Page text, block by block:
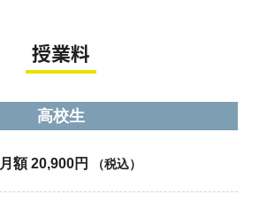
授業料
高校生
月額 20,900円 （税込）